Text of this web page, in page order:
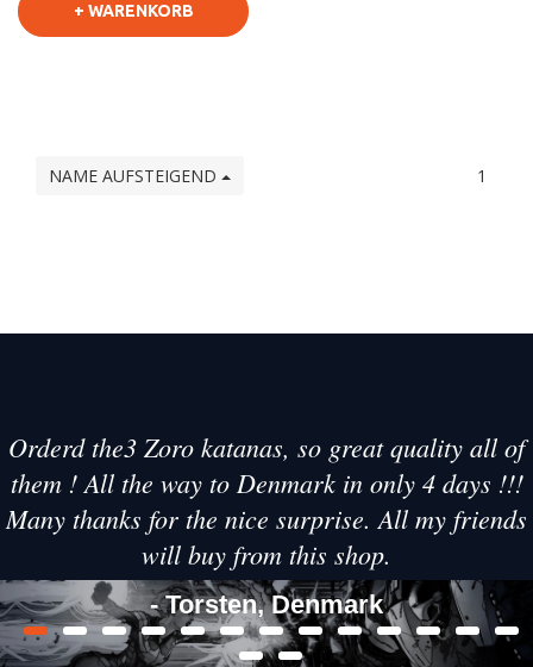
+ WARENKORB
NAME AUFSTEIGEND 1
Orderd the3 Zoro katanas, so great quality all of
them ! All the way to Denmark in only 4 days !!!
Many thanks for the nice surprise. All my friends
will buy from this shop.
- Torsten, Denmark